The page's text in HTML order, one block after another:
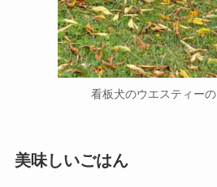
看板犬のウエスティー
美味しいごはん